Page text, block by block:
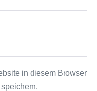
in diesem Browser